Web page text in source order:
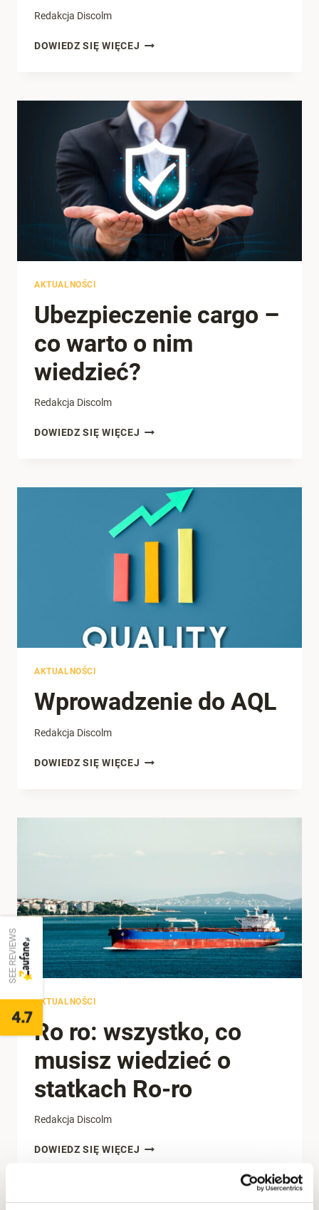
Redakcja Discolm
DOWIEDZ SIĘ WIĘCEJ KIM
AKTUALNOŚCI
Ubezpieczenie cargo –
co warto o nim
wiedzieć?
Redakcja Discolm
DOWIEDZ SIĘ WIĘCEJ UBEZPIECZENIE
WARTO
O
NIM
WIEDZIEĆ?
AKTUALNOŚCI
Wprowadzenie do AQL
Redakcja Discolm
DOWIEDZ SIĘ WIĘCEJ WPROWADZENIE
AKTUALNOŚCI
Ro ro: wszystko, co
musisz wiedzieć o
statkach Ro-ro
Redakcja Discolm
DOWIEDZ SIĘ WIĘCEJ RO
MUSISZ
SEE REVIEWS
4.7